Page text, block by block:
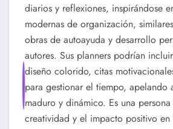
diarios y reflexiones, inspirándose
modernas de organización,
obras de autoayuda y desarrollo
autores. Sus planners podrían
diseño colorido, citas
para gestionar el tiempo, apelando
maduro y dinámico. Es una
creatividad y el impacto positivo en